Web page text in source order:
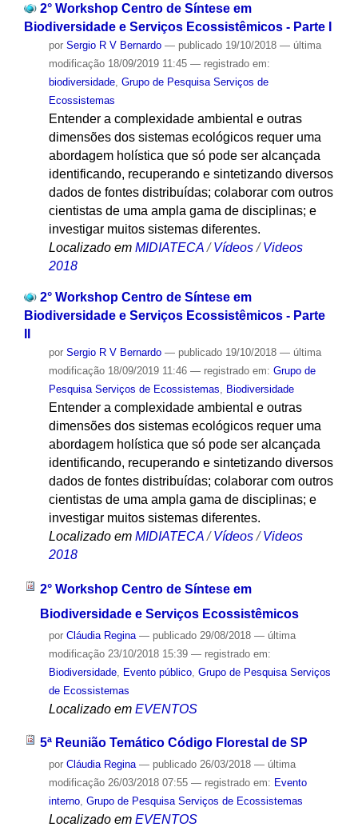
2° Workshop Centro de Síntese em
Biodiversidade e Serviços Ecossistêmicos - Parte I
por Sergio R V Bernardo — publicado19/10/2018 — última
modificação18/09/2019 11:45 — registrado em:
biodiversidade, Grupo de Pesquisa Serviços de
Ecossistemas
Entender a complexidade ambiental e outras
dimensões dos sistemas ecológicos requer uma
abordagem holística que só pode ser alcançada
identificando, recuperando e sintetizando diversos
dados de fontes distribuídas; colaborar com outros
cientistas de uma ampla gama de disciplinas; e
investigar muitos sistemas diferentes.
Localizado em MIDIATECA /Vídeos /Videos
2018
2° Workshop Centro de Síntese em
Biodiversidade e Serviços Ecossistêmicos - Parte
por Sergio R V Bernardo — publicado19/10/2018 — última
modificação18/09/2019 11:46 — registrado em: Grupo de
Pesquisa Serviços de Ecossistemas, Biodiversidade
Entender a complexidade ambiental e outras
dimensões dos sistemas ecológicos requer uma
abordagem holística que só pode ser alcançada
identificando, recuperando e sintetizando diversos
dados de fontes distribuídas; colaborar com outros
cientistas de uma ampla gama de disciplinas; e
investigar muitos sistemas diferentes.
Localizado em MIDIATECA /Vídeos /Videos
2018
2° Workshop Centro de Síntese em
Biodiversidade e Serviços Ecossistêmicos
por Cláudia Regina — publicado29/08/2018 — última
modificação23/10/2018 15:39 — registrado em:
Biodiversidade, Evento público, Grupo de Pesquisa Serviços
de Ecossistemas
Localizado em EVENTOS
5ª Reunião Temático Código Florestal de SP
por Cláudia Regina — publicado26/03/2018 — última
modificação26/03/2018 07:55 — registrado em: Evento
interno, Grupo de Pesquisa Serviços de Ecossistemas
Localizado em EVENTOS